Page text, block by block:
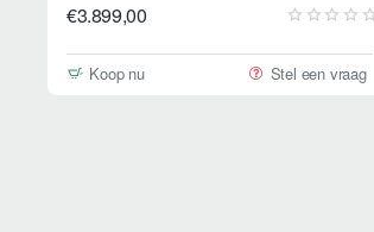
€3.899,00
Koop nu Stel een vraag